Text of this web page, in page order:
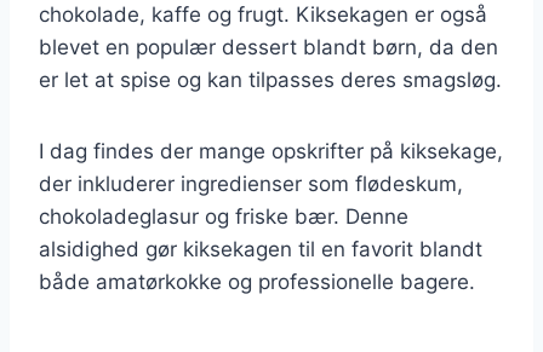
chokolade, kaffe og frugt. Kiksekagen er også
blevet en populær dessert blandt børn, da den
er let at spise og kan tilpasses deres smagsløg.
I dag findes der mange opskrifter på kiksekage,
der inkluderer ingredienser som flødeskum,
chokoladeglasur og friske bær. Denne
alsidighed gør kiksekagen til en favorit blandt
både amatørkokke og professionelle bagere.